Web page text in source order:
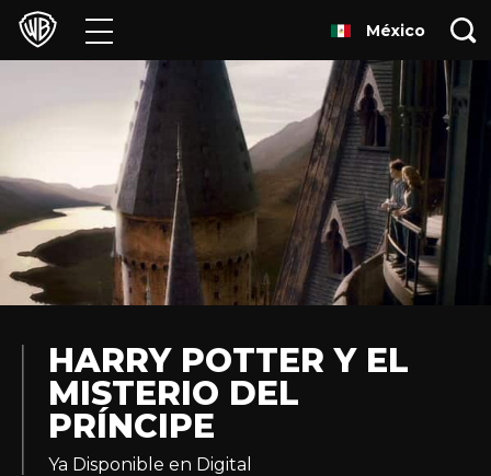
Películas
Juegos y Aplicaciones
Franquicias
Colecciones
Experiencias
HBO Max
México
HARRY POTTER Y EL
MISTERIO DEL
PRÍNCIPE
Ya Disponible en Digital